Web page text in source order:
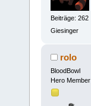
Beiträge: 262
Giesinger
rolo
BloodBowl
Hero Member